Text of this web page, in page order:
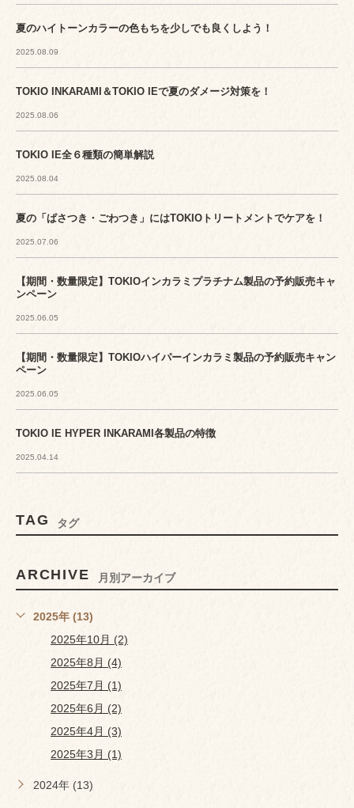
夏のハイトーンカラーの色もちを少しでも良くしよう！
2025.08.09
TOKIO INKARAMI＆TOKIO IEで夏のダメージ対策を！
2025.08.06
TOKIO IE全６種類の簡単解説
2025.08.04
夏の「ぱさつき・ごわつき」にはTOKIOトリートメントでケアを！
2025.07.06
【期間・数量限定】TOKIOインカラミプラチナム製品の予約販売キャ
ンペーン
2025.06.05
【期間・数量限定】TOKIOハイパーインカラミ製品の予約販売キャン
ペーン
2025.06.05
TOKIO IE HYPER INKARAMI各製品の特徴
2025.04.14
TAG タグ
ARCHIVE 月別アーカイブ
2025年 (13)
2025年10月 (2)
2025年8月 (4)
2025年7月 (1)
2025年6月 (2)
2025年4月 (3)
2025年3月 (1)
2024年 (13)